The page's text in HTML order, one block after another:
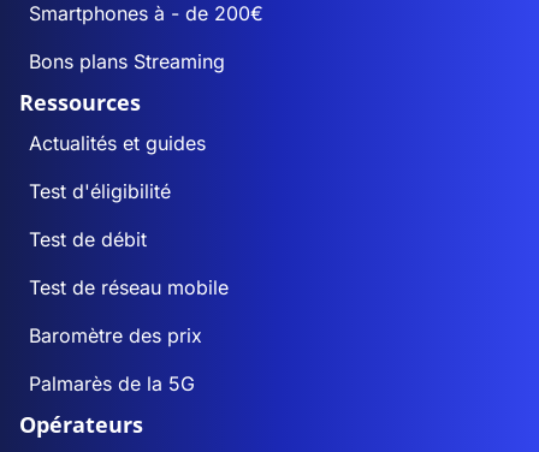
Smartphones à - de 200€
Bons plans Streaming
Ressources
Actualités et guides
Test d'éligibilité
Test de débit
Test de réseau mobile
Baromètre des prix
Palmarès de la 5G
Opérateurs